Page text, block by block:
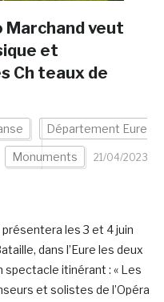
Marchand veut
et
Ch teaux de
Département Eure
Monuments
21/04/2023
les 3 et 4 juin
dans l’Eure les deux
itinérant : « Les
et solistes de l’Opéra